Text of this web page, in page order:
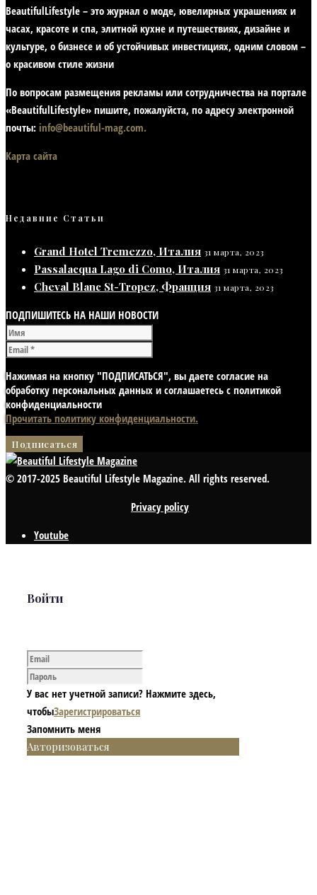
BeautifulLifestyle – это журнал о моде, ювелирных украшениях и
часах, красоте и спа, элитной кухне и путешествиях, дизайне и
культуре, о бизнесе и об устойчивых инвестициях, одним словом –
о красивом стиле жизни
По вопросам размещения рекламы или сотрудничества на портале
«BeautifulLifestyle» пишите, пожалуйста, по адресу электронной
почты: info@beautiful-mag.com.
Карта сайта
Недавние Статьи
Grand Hotel Tremezzo, Италия 31 марта, 2023
Passalacqua Lago di Como, Италия 31 марта, 2023
Cheval Blanc St-Tropez, Франция 31 марта, 2023
ПОДПИШИТЕСЬ НА НАШИ НОВОСТИ
Нажимая на кнопку "ПОДПИСАТЬСЯ", вы даете согласие на
обработку персональных данных и соглашаетесь с политикой
конфиденциальности
Прочитать политику конфиденциальности.
© 2017-2025 Beautiful Lifestyle Magazine. All rights reserved.
Privacy policy
Youtube
Войти
У вас нет учетной записи? Нажмите здесь,
чтобыЗарегистрироваться
Запомнить меня
Авторизоваться